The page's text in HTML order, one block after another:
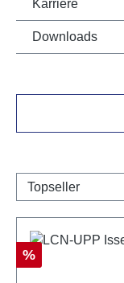
Karriere
Downloads
Réduction
%